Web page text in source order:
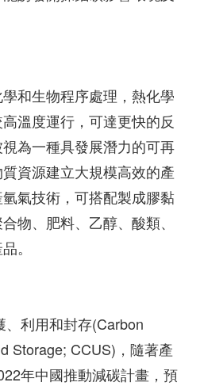
和生物程序處理，熱化學
溫度運行，可達更快的反
為一種具發展潛力的可再
資源建立大規模高效的產
氣技術，可搭配製成膠黏
物、肥料、乙醇、酸類、
。
利用和封存(Carbon
Storage; CCUS)，隨著產
年中國推動減碳計畫，預